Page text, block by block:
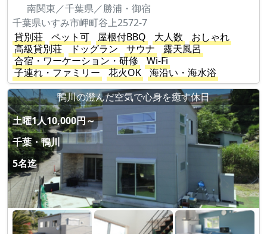
南関東／千葉県／勝浦・御宿
千葉県いすみ市岬町谷上2572-7
貸別荘
ペット可 屋根付BBQ 大人数
おしゃれ
高級貸別荘
ドッグラン サウナ
露天風呂
合宿・ワーケーション・研修
Wi-Fi
子連れ・ファミリー
花火OK
海沿い・海水浴
鴨川の澄んだ空気で心身を癒す休日
土曜1人10,000円～
千葉・鴨川
5名迄